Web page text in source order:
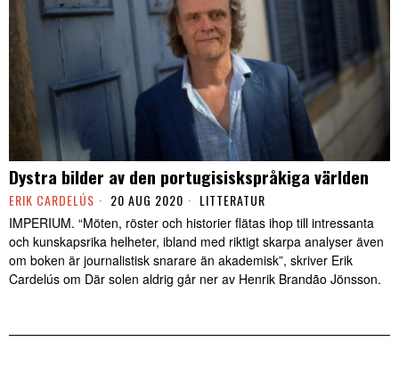
Dystra bilder av den portugisiskspråkiga världen
ERIK CARDELÚS 20 AUG 2020 LITTERATUR
IMPERIUM. “Möten, röster och historier flätas ihop till intressanta
och kunskapsrika helheter, ibland med riktigt skarpa analyser även
om boken är journalistisk snarare än akademisk”, skriver Erik
Cardelús om Där solen aldrig går ner av Henrik Brandão Jönsson.